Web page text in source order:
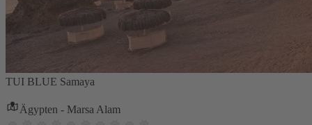
TUI BLUE Samaya
Ägypten - Marsa Alam